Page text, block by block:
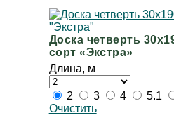
Доска четверть
сорт «Экстра»
Длина, м
2 3 4 5.1
Очистить